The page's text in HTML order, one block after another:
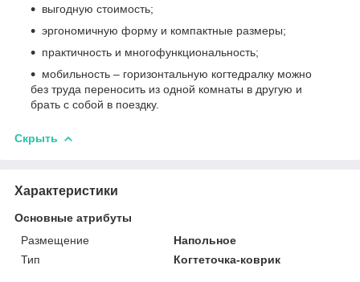
выгодную стоимость;
эргономичную форму и компактные размеры;
практичность и многофункциональность;
мобильность – горизонтальную когтедралку можно
без труда переносить из одной комнаты в другую и
брать с собой в поездку.
Скрыть
Характеристики
Основные атрибуты
Размещение
Напольное
Тип
Когтеточка-коврик